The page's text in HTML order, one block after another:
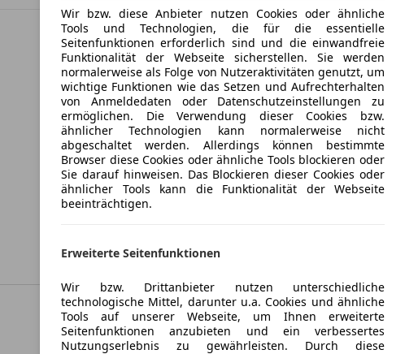
ESP
Isofix
LED-
Extras
The van has a fully documented service history,
completed on time, and all documents are available.
(verifiable, clean history). If you are not looking for
instead want a reliable, comfortable, and
perfect choice for you.
Kfz-Versicherung
Wir bzw. diese Anbieter nutzen Cookies oder ähnliche
Tools und Technologien, die für die essentielle
Seitenfunktionen erforderlich sind und die einwandfreie
Funktionalität der Webseite sicherstellen. Sie werden
normalerweise als Folge von Nutzeraktivitäten genutzt, um
wichtige Funktionen wie das Setzen und Aufrechterhalten
von Anmeldedaten oder Datenschutzeinstellungen zu
ermöglichen. Die Verwendung dieser Cookies bzw.
ähnlicher Technologien kann normalerweise nicht
abgeschaltet werden. Allerdings können bestimmte
Browser diese Cookies oder ähnliche Tools blockieren oder
Sie darauf hinweisen. Das Blockieren dieser Cookies oder
ähnlicher Tools kann die Funktionalität der Webseite
beeinträchtigen.
Erweiterte Seitenfunktionen
Wir bzw. Drittanbieter nutzen unterschiedliche
technologische Mittel, darunter u.a. Cookies und ähnliche
Tools auf unserer Webseite, um Ihnen erweiterte
Seitenfunktionen anzubieten und ein verbessertes
Nutzungserlebnis zu gewährleisten. Durch diese